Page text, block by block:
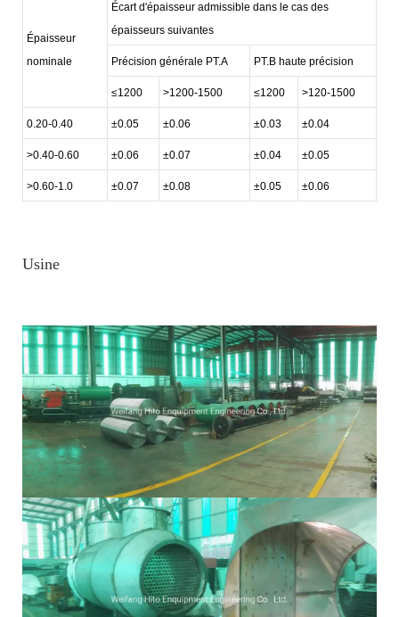
Épaisseur
nominale
Écart d'épaisseur admissible dans le cas des
épaisseurs suivantes
Précision générale PT.A PT.B haute précision
≤1200 >1200-1500 ≤1200 >120-1500
0.20-0.40 ±0.05 ±0.06 ±0.03 ±0.04
>0.40-0.60 ±0.06 ±0.07 ±0.04 ±0.05
>0.60-1.0 ±0.07 ±0.08 ±0.05 ±0.06
Usine